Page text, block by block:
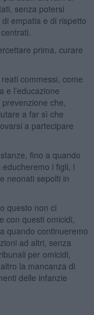
senza potersi
empatia e di rispetto
prima, curare
commessi, come
e l’educazione
che,
a far sì che
a partecipare
fino a quando
i figli, i
neonati sepolti in
questo non ci
con questi omicidi,
quando continueremo
ad altri, senza
per omicidi,
la mancanza di
delle infanzie